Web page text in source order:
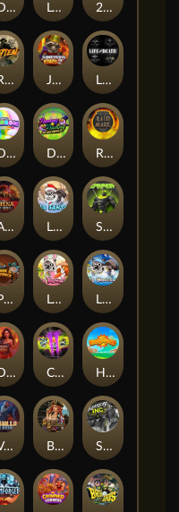
Spinman
DONNY AND DANNY
Bonnie's Buccaneers
Demon Queen
Arena of Iron
Raidmark
Junkyard Kings 2
Peek & Pounce
LE SANTA
LE HOOLIGAN
Life and Death
Valhalla: Wild Winter
Le Bunny
2 Wild 2 Die
Chaos Crew 2
Slayers Inc
Rotten
Hop'n'Pop
Double Rainbow
Le Viking
Duel at Dawn